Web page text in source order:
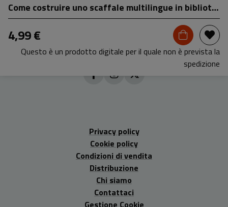
Come costruire uno scaffale multilingue in biblioteca ragazzi
4,99 €
Questo è un prodotto digitale per il quale non è prevista la
spedizione
Privacy policy
Cookie policy
Condizioni di vendita
Distribuzione
Chi siamo
Contattaci
Gestione Cookie